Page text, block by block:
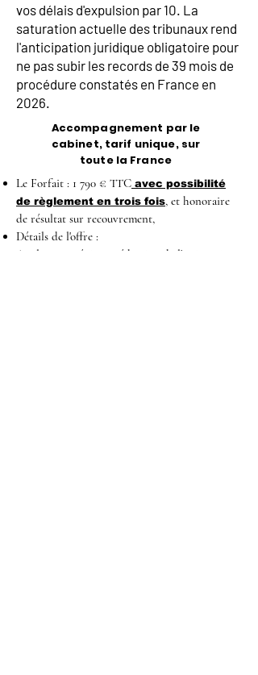
vos délais d'expulsion par 10. La
saturation actuelle des tribunaux rend
l'anticipation juridique obligatoire pour
ne pas subir les records de 39 mois de
procédure constatés en France en
2026.
Accompagnement par le
cabinet, tarif unique, sur
toute la France
Le Forfait : 1 790 € TTC avec possibilité
de règlement en trois fois, et honoraire
de résultat sur recouvrement,
Détails de l'offre :
Analyse stratégique, rédaction de l'assignation,